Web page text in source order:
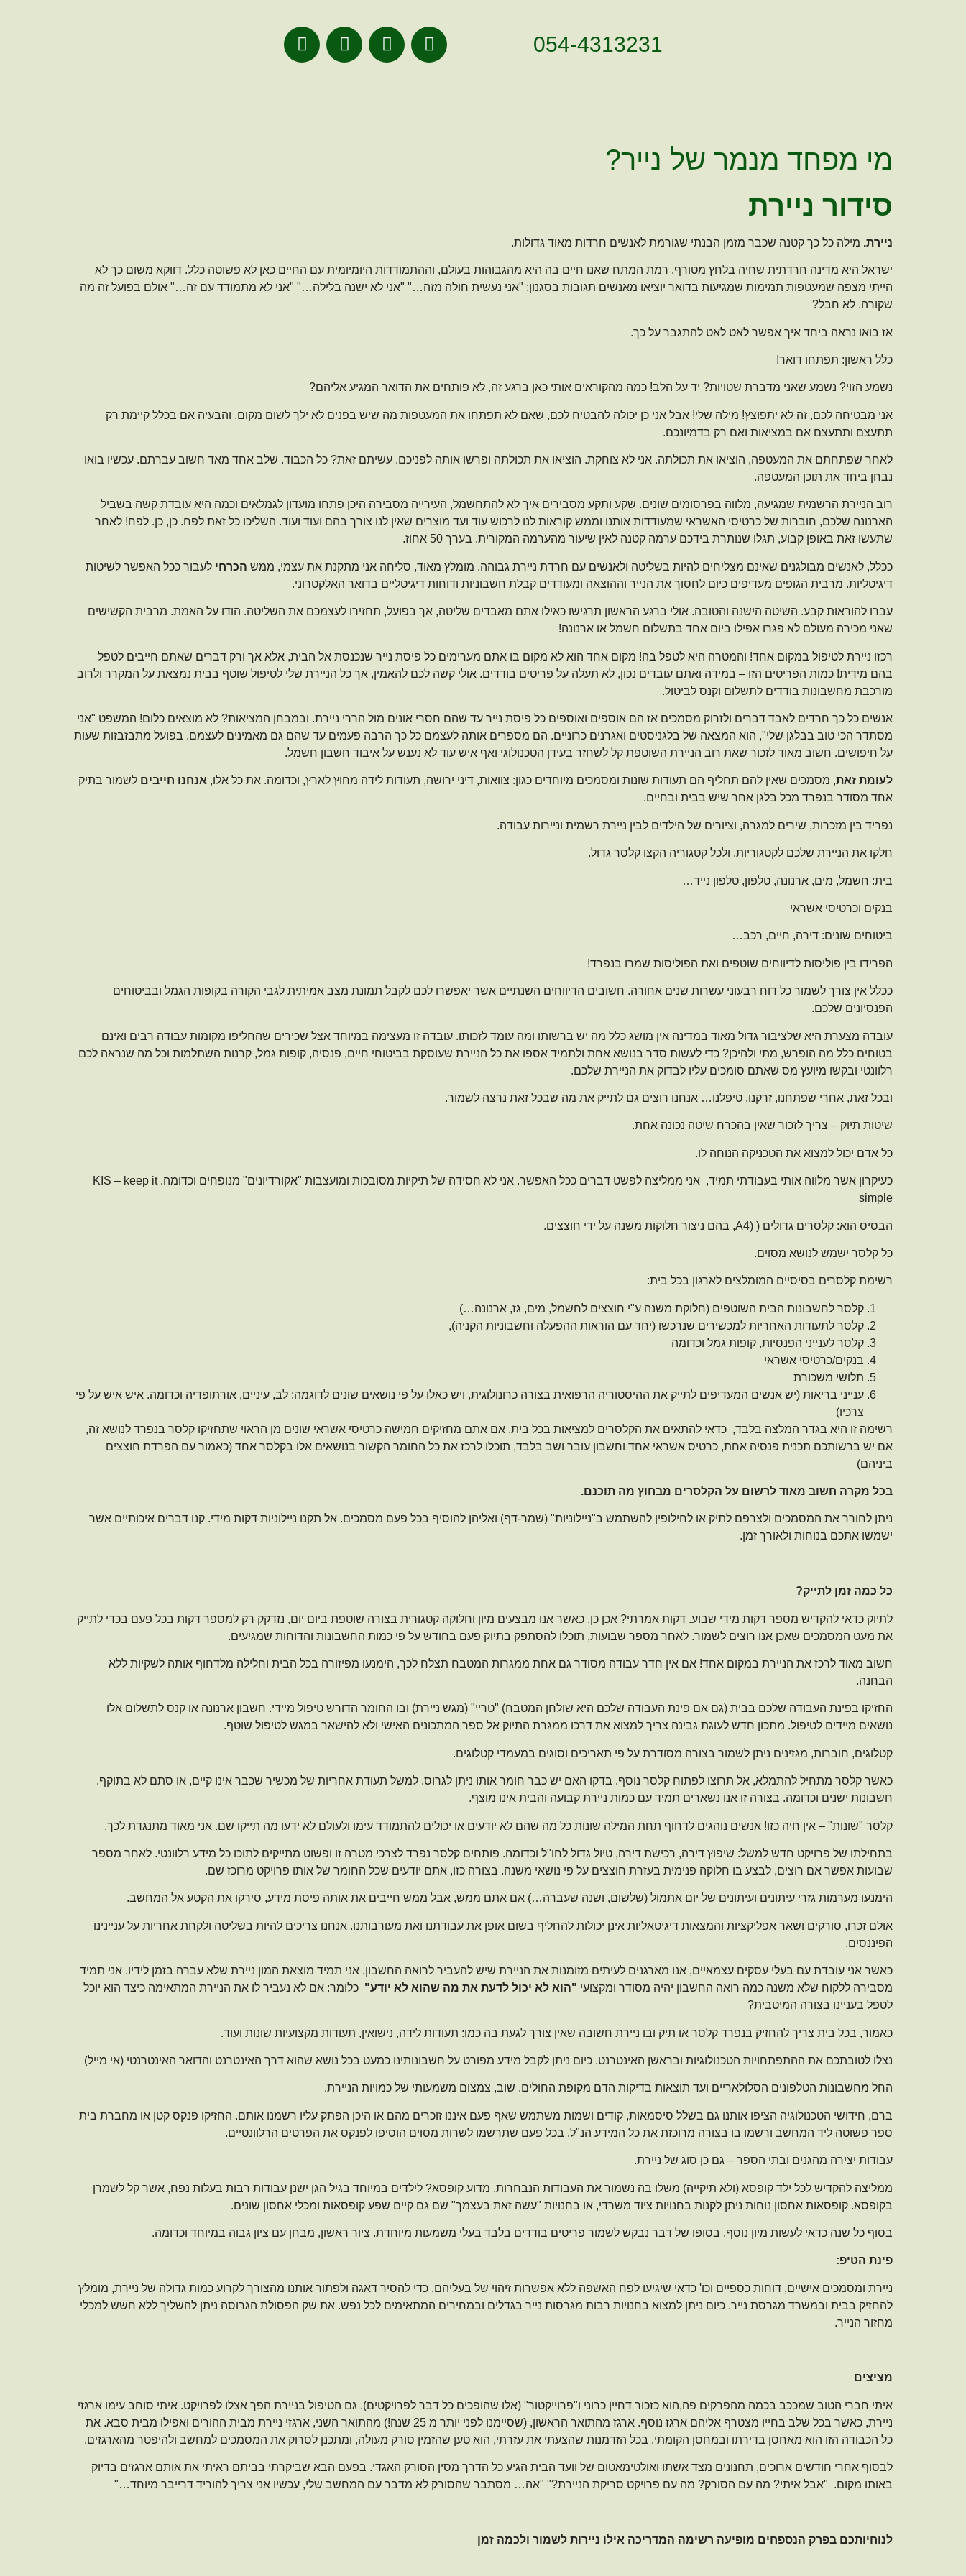
054-4313231
מי מפחד מנמר של נייר?
סידור ניירת
ניירת. מילה כל כך קטנה שכבר מזמן הבנתי שגורמת לאנשים חרדות מאוד גדולות.
ישראל היא מדינה חרדתית שחיה בלחץ מטורף. רמת המתח שאנו חיים בה היא מהגבוהות בעולם, וההתמודדות היומיומית עם החיים כאן לא פשוטה כלל. דווקא משום כך לא
הייתי מצפה שמעטפות תמימות שמגיעות בדואר יוציאו מאנשים תגובות בסגנון: "אני נעשית חולה מזה…" "אני לא ישנה בלילה…" "אני לא מתמודד עם זה…" אולם בפועל זה מה
שקורה. לא חבל?
אז בואו נראה ביחד איך אפשר לאט לאט להתגבר על כך.
כלל ראשון: תפתחו דואר!
נשמע הזוי? נשמע שאני מדברת שטויות? יד על הלב! כמה מהקוראים אותי כאן ברגע זה, לא פותחים את הדואר המגיע אליהם?
אני מבטיחה לכם, זה לא יתפוצץ! מילה שלי! אבל אני כן יכולה להבטיח לכם, שאם לא תפתחו את המעטפות מה שיש בפנים לא ילך לשום מקום, והבעיה אם בכלל קיימת רק
תתעצם ותתעצם אם במציאות ואם רק בדמיונכם.
לאחר שפתחתם את המעטפה, הוציאו את תכולתה. אני לא צוחקת. הוציאו את תכולתה ופרשו אותה לפניכם. עשיתם זאת? כל הכבוד. שלב אחד מאד חשוב עברתם. עכשיו בואו
נבחן ביחד את תוכן המעטפה.
רוב הניירת הרשמית שמגיעה, מלווה בפרסומים שונים. שקע ותקע מסבירים איך לא להתחשמל, העירייה מסבירה היכן פתחו מועדון לגמלאים וכמה היא עובדת קשה בשביל
הארנונה שלכם, חוברות של כרטיסי האשראי שמעודדות אותנו וממש קוראות לנו לרכוש עוד ועד מוצרים שאין לנו צורך בהם ועוד ועוד. השליכו כל זאת לפח. כן, כן. לפח! לאחר
שתעשו זאת באופן קבוע, תגלו שנותרת בידכם ערמה קטנה לאין שיעור מהערמה המקורית. בערך 50 אחוז.
ככלל, לאנשים מבולגנים שאינם מצליחים להיות בשליטה ולאנשים עם חרדת ניירת גבוהה. מומלץ מאוד, סליחה אני מתקנת את עצמי, ממש הכרחי לעבור ככל האפשר לשיטות
דיגיטליות. מרבית הגופים מעדיפים כיום לחסוך את הנייר וההוצאה ומעודדים קבלת חשבוניות ודוחות דיגיטליים בדואר האלקטרוני.
עברו להוראות קבע. השיטה הישנה והטובה. אולי ברגע הראשון תרגישו כאילו אתם מאבדים שליטה, אך בפועל, תחזירו לעצמכם את השליטה. הודו על האמת. מרבית הקשישים
שאני מכירה מעולם לא פגרו אפילו ביום אחד בתשלום חשמל או ארנונה!
רכזו ניירת לטיפול במקום אחד! והמטרה היא לטפל בה! מקום אחד הוא לא מקום בו אתם מערימים כל פיסת נייר שנכנסת אל הבית, אלא אך ורק דברים שאתם חייבים לטפל
בהם מידית! כמות הפריטים הזו – במידה ואתם עובדים נכון, לא תעלה על פריטים בודדים. אולי קשה לכם להאמין, אך כל הניירת שלי לטיפול שוטף בבית נמצאת על המקרר ולרוב
מורכבת מחשבונות בודדים לתשלום וקנס לביטול.
אנשים כל כך חרדים לאבד דברים ולזרוק מסמכים אז הם אוספים ואוספים כל פיסת נייר עד שהם חסרי אונים מול הררי ניירת. ובמבחן המציאות? לא מוצאים כלום! המשפט "אני
מסתדר הכי טוב בבלגן שלי", הוא המצאה של בלגניסטים ואגרנים כרוניים. הם מספרים אותה לעצמם כל כך הרבה פעמים עד שהם גם מאמינים לעצמם. בפועל מתבזבזות שעות
על חיפושים. חשוב מאוד לזכור שאת רוב הניירת השוטפת קל לשחזר בעידן הטכנולוגי ואף איש עוד לא נענש על איבוד חשבון חשמל.
לעומת זאת, מסמכים שאין להם תחליף הם תעודות שונות ומסמכים מיוחדים כגון: צוואות, דיני ירושה, תעודות לידה מחוץ לארץ, וכדומה. את כל אלו, אנחנו חייבים לשמור בתיק
אחד מסודר בנפרד מכל בלגן אחר שיש בבית ובחיים.
נפריד בין מזכרות, שירים למגרה, וציורים של הילדים לבין ניירת רשמית וניירות עבודה.
חלקו את הניירת שלכם לקטגוריות. ולכל קטגוריה הקצו קלסר גדול.
בית: חשמל, מים, ארנונה, טלפון, טלפון נייד…
בנקים וכרטיסי אשראי
ביטוחים שונים: דירה, חיים, רכב…
הפרידו בין פוליסות לדיווחים שוטפים ואת הפוליסות שמרו בנפרד!
ככלל אין צורך לשמור כל דוח רבעוני עשרות שנים אחורה. חשובים הדיווחים השנתיים אשר יאפשרו לכם לקבל תמונת מצב אמיתית לגבי הקורה בקופות הגמל ובביטוחים
הפנסיונים שלכם.
עובדה מצערת היא שלציבור גדול מאוד במדינה אין מושג כלל מה יש ברשותו ומה עומד לזכותו. עובדה זו מעצימה במיוחד אצל שכירים שהחליפו מקומות עבודה רבים ואינם
בטוחים כלל מה הופרש, מתי ולהיכן? כדי לעשות סדר בנושא אחת ולתמיד אספו את כל הניירת שעוסקת בביטוחי חיים, פנסיה, קופות גמל, קרנות השתלמות וכל מה שנראה לכם
רלוונטי ובקשו מיועץ מס שאתם סומכים עליו לבדוק את הניירת שלכם.
ובכל זאת, אחרי שפתחנו, זרקנו, טיפלנו… אנחנו רוצים גם לתייק את מה שבכל זאת נרצה לשמור.
שיטות תיוק – צריך לזכור שאין בהכרח שיטה נכונה אחת.
כל אדם יכול למצוא את הטכניקה הנוחה לו.
כעיקרון אשר מלווה אותי בעבודתי תמיד, אני ממליצה לפשט דברים ככל האפשר. אני לא חסידה של תיקיות מסובכות ומועצבות "אקורדיונים" מנופחים וכדומה. KIS – keep it
simple
הבסיס הוא: קלסרים גדולים ( (A4, בהם ניצור חלוקות משנה על ידי חוצצים.
כל קלסר ישמש לנושא מסוים.
רשימת קלסרים בסיסיים המומלצים לארגון בכל בית:
קלסר לחשבונות הבית השוטפים (חלוקת משנה ע"י חוצצים לחשמל, מים, גז, ארנונה…)
קלסר לתעודות האחריות למכשירים שנרכשו (יחד עם הוראות ההפעלה וחשבוניות הקניה),
קלסר לענייני הפנסיות, קופות גמל וכדומה
בנקים/כרטיסי אשראי
תלושי משכורת
ענייני בריאות (יש אנשים המעדיפים לתייק את ההיסטוריה הרפואית בצורה כרונולוגית, ויש כאלו על פי נושאים שונים לדוגמה: לב, עיניים, אורתופדיה וכדומה. איש איש על פי
צרכיו)
רשימה זו היא בגדר המלצה בלבד, כדאי להתאים את הקלסרים למציאות בכל בית. אם אתם מחזיקים חמישה כרטיסי אשראי שונים מן הראוי שתחזיקו קלסר בנפרד לנושא זה,
אם יש ברשותכם תכנית פנסיה אחת, כרטיס אשראי אחד וחשבון עובר ושב בלבד, תוכלו לרכז את כל החומר הקשור בנושאים אלו בקלסר אחד (כאמור עם הפרדת חוצצים
ביניהם)
בכל מקרה חשוב מאוד לרשום על הקלסרים מבחוץ מה תוכנם.
ניתן לחורר את המסמכים ולצרפם לתיק או לחילופין להשתמש ב"ניילוניות" (שמר-דף) ואליהן להוסיף בכל פעם מסמכים. אל תקנו ניילוניות דקות מידי. קנו דברים איכותיים אשר
ישמשו אתכם בנוחות ולאורך זמן.
כל כמה זמן לתייק?
לתיוק כדאי להקדיש מספר דקות מידי שבוע. דקות אמרתי? אכן כן. כאשר אנו מבצעים מיון וחלוקה קטגורית בצורה שוטפת ביום יום, נזדקק רק למספר דקות בכל פעם בכדי לתייק
את מעט המסמכים שאכן אנו רוצים לשמור. לאחר מספר שבועות, תוכלו להסתפק בתיוק פעם בחודש על פי כמות החשבונות והדוחות שמגיעים.
חשוב מאוד לרכז את הניירת במקום אחד! אם אין חדר עבודה מסודר גם אחת ממגרות המטבח תצלח לכך, הימנעו מפיזורה בכל הבית וחלילה מלדחוף אותה לשקיות ללא
הבחנה.
החזיקו בפינת העבודה שלכם בבית (גם אם פינת העבודה שלכם היא שולחן המטבח) "טריי" (מגש ניירת) ובו החומר הדורש טיפול מיידי. חשבון ארנונה או קנס לתשלום אלו
נושאים מיידים לטיפול. מתכון חדש לעוגת גבינה צריך למצוא את דרכו ממגרת התיוק אל ספר המתכונים האישי ולא להישאר במגש לטיפול שוטף.
קטלוגים, חוברות, מגזינים ניתן לשמור בצורה מסודרת על פי תאריכים וסוגים במעמדי קטלוגים.
כאשר קלסר מתחיל להתמלא, אל תרוצו לפתוח קלסר נוסף. בדקו האם יש כבר חומר אותו ניתן לגרוס. למשל תעודת אחריות של מכשיר שכבר אינו קיים, או סתם לא בתוקף.
חשבונות ישנים וכדומה. בצורה זו אנו נשארים תמיד עם כמות ניירת קבועה והבית אינו מוצף.
קלסר "שונות" – אין חיה כזו! אנשים נוהגים לדחוף תחת המילה שונות כל מה שהם לא יודעים או יכולים להתמודד עימו ולעולם לא ידעו מה תייקו שם. אני מאוד מתנגדת לכך.
בתחילתו של פרויקט חדש למשל: שיפוץ דירה, רכישת דירה, טיול גדול לחו"ל וכדומה. פותחים קלסר נפרד לצרכי מטרה זו ופשוט מתייקים לתוכו כל מידע רלוונטי. לאחר מספר
שבועות אפשר אם רוצים, לבצע בו חלוקה פנימית בעזרת חוצצים על פי נושאי משנה. בצורה כזו, אתם יודעים שכל החומר של אותו פרויקט מרוכז שם.
הימנעו מערמות גזרי עיתונים ועיתונים של יום אתמול (שלשום, ושנה שעברה…) אם אתם ממש, אבל ממש חייבים את אותה פיסת מידע, סירקו את הקטע אל המחשב.
אולם זכרו, סורקים ושאר אפליקציות והמצאות דיגיטאליות אינן יכולות להחליף בשום אופן את עבודתנו ואת מעורבותנו. אנחנו צריכים להיות בשליטה ולקחת אחריות על עניינינו
הפיננסים.
כאשר אני עובדת עם בעלי עסקים עצמאיים, אנו מארגנים לעיתים מזומנות את הניירת שיש להעביר לרואה החשבון. אני תמיד מוצאת המון ניירת שלא עברה בזמן לידיו. אני תמיד
מסבירה ללקוח שלא משנה כמה רואה החשבון יהיה מסודר ומקצועי "הוא לא יכול לדעת את מה שהוא לא יודע" כלומר: אם לא נעביר לו את הניירת המתאימה כיצד הוא יוכל
לטפל בעניינו בצורה המיטבית?
כאמור, בכל בית צריך להחזיק בנפרד קלסר או תיק ובו ניירת חשובה שאין צורך לגעת בה כמו: תעודות לידה, נישואין, תעודות מקצועיות שונות ועוד.
נצלו לטובתכם את ההתפתחויות הטכנולוגיות ובראשן האינטרנט. כיום ניתן לקבל מידע מפורט על חשבונותינו כמעט בכל נושא שהוא דרך האינטרנט והדואר האינטרנטי (אי מייל)
החל מחשבונות הטלפונים הסלולאריים ועד תוצאות בדיקות הדם מקופת החולים. שוב, צמצום משמעותי של כמויות הניירת.
ברם, חידושי הטכנולוגיה הציפו אותנו גם בשלל סיסמאות, קודים ושמות משתמש שאף פעם איננו זוכרים מהם או היכן הפתק עליו רשמנו אותם. החזיקו פנקס קטן או מחברת בית
ספר פשוטה ליד המחשב ורשמו בו בצורה מרוכזת את כל המידע הנ"ל. בכל פעם שתרשמו לשרות מסוים הוסיפו לפנקס את הפרטים הרלוונטיים.
עבודות יצירה מהגנים ובתי הספר – גם כן סוג של ניירת.
ממליצה להקדיש לכל ילד קופסא (ולא תיקייה) משלו בה נשמור את העבודות הנבחרות. מדוע קופסא? לילדים במיוחד בגיל הגן ישנן עבודות רבות בעלות נפח, אשר קל לשמרן
בקופסא. קופסאות אחסון נוחות ניתן לקנות בחנויות ציוד משרדי, או בחנויות "עשה זאת בעצמך" שם גם קיים שפע קופסאות ומכלי אחסון שונים.
בסוף כל שנה כדאי לעשות מיון נוסף. בסופו של דבר נבקש לשמור פריטים בודדים בלבד בעלי משמעות מיוחדת. ציור ראשון, מבחן עם ציון גבוה במיוחד וכדומה.
פינת הטיפ:
ניירת ומסמכים אישיים, דוחות כספיים וכו' כדאי שיגיעו לפח האשפה ללא אפשרות זיהוי של בעליהם. כדי להסיר דאגה ולפתור אותנו מהצורך לקרוע כמות גדולה של ניירת, מומלץ
להחזיק בבית ובמשרד מגרסת נייר. כיום ניתן למצוא בחנויות רבות מגרסות נייר בגדלים ובמחירים המתאימים לכל נפש. את שק הפסולת הגרוסה ניתן להשליך ללא חשש למכלי
מחזור הנייר.
מציצים
איתי חברי הטוב שמככב בכמה מהפרקים פה,הוא כזכור דחיין כרוני ו"פרוייקטור" (אלו שהופכים כל דבר לפרויקטים). גם הטיפול בניירת הפך אצלו לפרויקט. איתי סוחב עימו ארגזי
ניירת, כאשר בכל שלב בחייו מצטרף אליהם ארגז נוסף. ארגז מהתואר הראשון, (שסיימנו לפני יותר מ 25 שנה!) מהתואר השני, ארגזי ניירת מבית ההורים ואפילו מבית סבא. את
כל הכבודה הזו הוא מאחסן בדירתו ובמחסן הקומתי. בכל הזדמנות שהצעתי את עזרתי, הוא טען שהזמין סורק מעולה, ומתכנן לסרוק את המסמכים למחשב ולהיפטר מהארגזים.
לבסוף אחרי חודשים ארוכים, תחנונים מצד אשתו ואולטימאטום של וועד הבית הגיע כל הדרך מסין הסורק האגדי. בפעם הבא שביקרתי בביתם ראיתי את אותם ארגזים בדיוק
באותו מקום. "אבל איתי? מה עם הסורק? מה עם פרויקט סריקת הניירת?" "אה… מסתבר שהסורק לא מדבר עם המחשב שלי, עכשיו אני צריך להוריד דרייבר מיוחד…"
לנוחיותכם בפרק הנספחים מופיעה רשימה המדריכה אילו ניירות לשמור ולכמה זמן